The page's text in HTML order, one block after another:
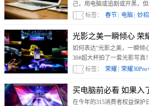
己，用电脑或追剧或开黑，
题，就会导致心情不愉快。今
个非常实用的小妙招，让你
人。
标签： 春节 电脑 妙招
光影之美一瞬倾心 荣
如何表达“光影之美，一瞬倾
30#超大杯拍了一套光影写真！
标签：
荣耀 荣耀
买电脑前必看 如果入
在今年的315消费者权益保护